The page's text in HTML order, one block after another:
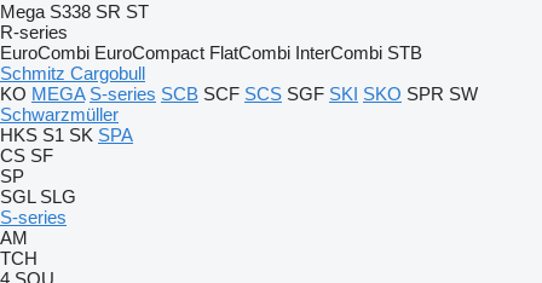
Mega S338 SR ST
R-series
EuroCombi EuroCompact FlatCombi InterCombi STB
Schmitz Cargobull
KO MEGA S-series SCB SCF SCS SGF SKI SKO SPR SW
Schwarzmüller
HKS S1 SK SPA
CS SF
SP
SGL SLG
S-series
AM
TCH
4.SOU